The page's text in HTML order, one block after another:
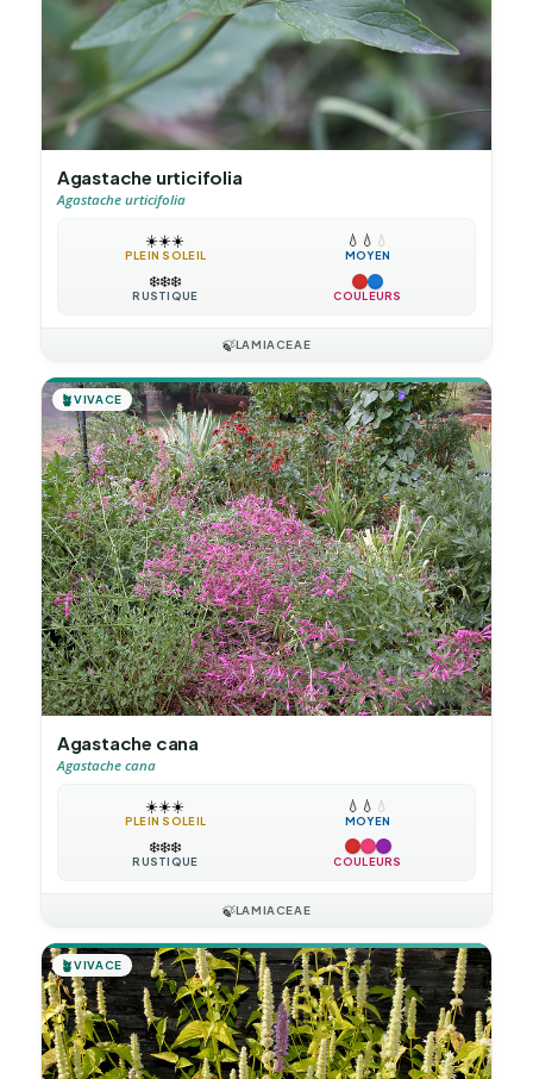
Agastache urticifolia
Agastache urticifolia
☀️☀️☀️
PLEIN SOLEIL
💧 💧 💧
MOYEN
❄️❄️❄️
RUSTIQUE COULEURS
🍃LAMIACEAE
🪴VIVACE
Agastache cana
Agastache cana
☀️☀️☀️
PLEIN SOLEIL
💧 💧 💧
MOYEN
❄️❄️❄️
RUSTIQUE COULEURS
🍃LAMIACEAE
🪴VIVACE